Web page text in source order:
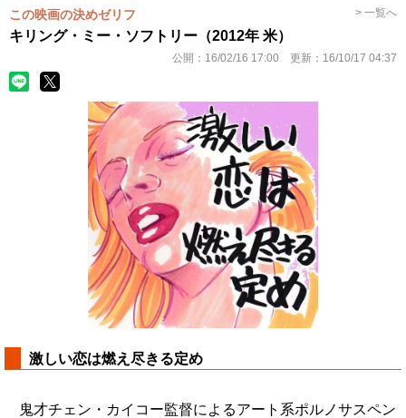
この映画の決めゼリフ > 一覧へ
キリング・ミー・ソフトリー（2012年 米）
公開： 16/02/16 17:00 更新： 16/10/17 04:37
激しい恋は燃え尽きる定め
鬼才チェン・カイコー監督によるアート系ポルノサスペン